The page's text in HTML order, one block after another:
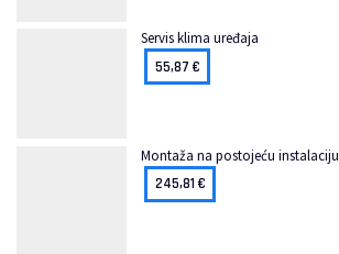
Servis klima uređaja
55,87€
Montaža na postojeću instalaciju
245,81€